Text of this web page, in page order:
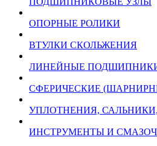
ОПОРНЫЕ РОЛИКИ
ВТУЛКИ СКОЛЬЖЕНИЯ
ЛИНЕЙНЫЕ
СФЕРИЧЕСКИЕ
УПЛОТНЕНИЯ,
ИНСТРУМЕНТЫ И